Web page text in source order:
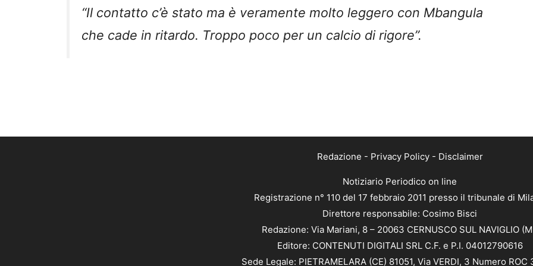
“Il contatto c’è stato ma è veramente molto leggero con Mbangula
che cade in ritardo. Troppo poco per un calcio di rigore”.
Redazione - Privacy Policy- Disclaimer
Notiziario Periodico on line
Registrazione n° 110 del 17 febbraio 2011 presso il tribunale di
Direttore responsabile: Cosimo Bisci
Redazione: Via Mariani, 8 – 20063 CERNUSCO SUL NAVIGLIO
Editore: CONTENUTI DIGITALI SRL C.F. e P.I. 04012790616
Sede Legale: PIETRAMELARA (CE) 81051, Via VERDI, 3 Numero